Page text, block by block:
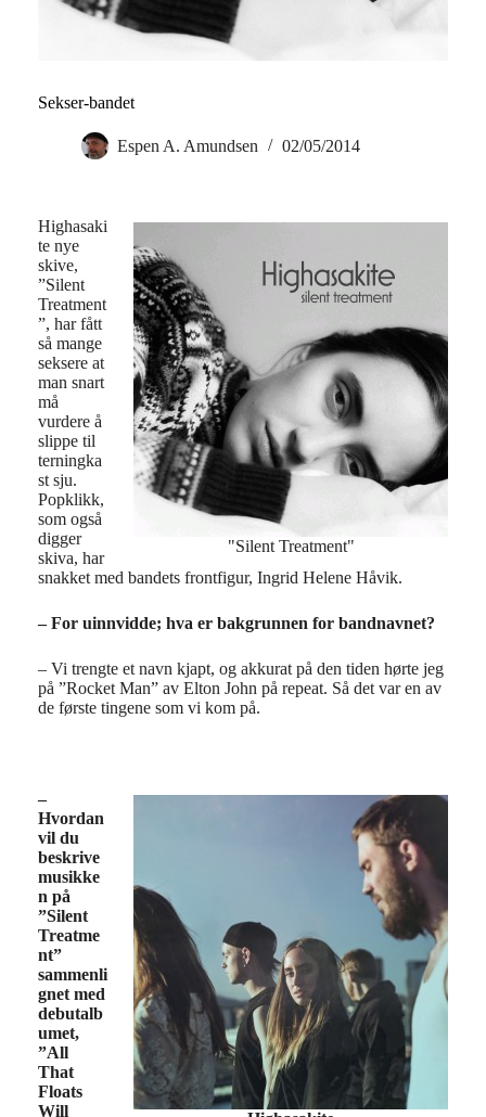
Sekser-bandet
Espen A. Amundsen 02/05/2014
"Silent Treatment"
Highasaki
te nye
skive,
”Silent
Treatment
”, har fått
så mange
seksere at
man snart
må
vurdere å
slippe til
terningka
st sju.
Popklikk,
som også
digger
skiva, har
snakket med bandets frontfigur, Ingrid Helene Håvik.
– For uinnvidde; hva er bakgrunnen for bandnavnet?
– Vi trengte et navn kjapt, og akkurat på den tiden hørte jeg
på ”Rocket Man” av Elton John på repeat. Så det var en av
de første tingene som vi kom på.
–
Hvordan
vil du
beskrive
musikke
n på
”Silent
Treatme
nt”
sammenli
gnet med
debutalb
umet,
”All
That
Floats
Will